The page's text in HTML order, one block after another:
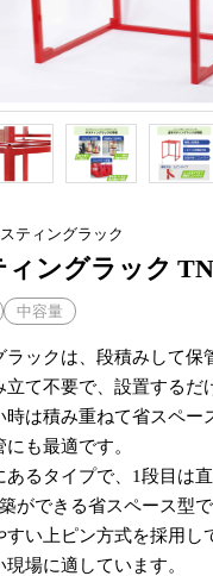
ティングラック
ングラック
中容量
ラックは、段積みして保
立て不要で、設置するだ
時は積み重ねて省スペー
も最適です。
あるタイプで、1段目は
ができる省スペース型で
すい上ピン方式を採用し
場に適しています。